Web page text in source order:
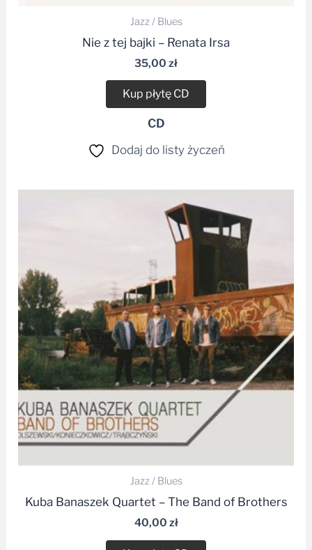
Jazz / Blues
Nie z tej bajki – Renata Irsa
35,00 zł
Kup płytę CD
CD
Dodaj do listy życzeń
Jazz / Blues
Kuba Banaszek Quartet – The Band of Brothers
40,00 zł